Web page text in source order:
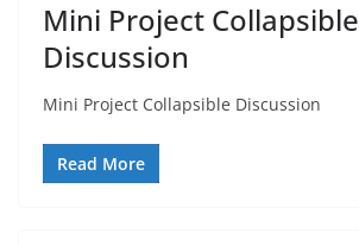
Mini Project Collapsible
Discussion
Mini Project Collapsible Discussion
Read More